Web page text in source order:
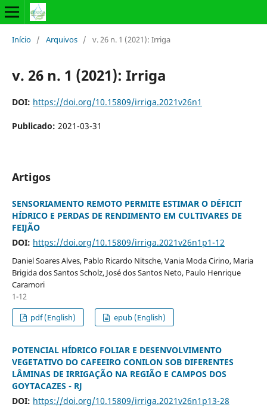
Início / Arquivos / v. 26 n. 1 (2021): Irriga
v. 26 n. 1 (2021): Irriga
DOI: https://doi.org/10.15809/irriga.2021v26n1
Publicado: 2021-03-31
Artigos
SENSORIAMENTO REMOTO PERMITE ESTIMAR O DÉFICIT
HÍDRICO E PERDAS DE RENDIMENTO EM CULTIVARES DE
FEIJÃO
DOI: https://doi.org/10.15809/irriga.2021v26n1p1-12
Daniel Soares Alves, Pablo Ricardo Nitsche, Vania Moda Cirino, Maria
Brigida dos Santos Scholz, José dos Santos Neto, Paulo Henrique
Caramori
1-12
pdf (English)
epub (English)
POTENCIAL HÍDRICO FOLIAR E DESENVOLVIMENTO
VEGETATIVO DO CAFEEIRO CONILON SOB DIFERENTES
LÂMINAS DE IRRIGAÇÃO NA REGIÃO E CAMPOS DOS
GOYTACAZES - RJ
DOI: https://doi.org/10.15809/irriga.2021v26n1p13-28